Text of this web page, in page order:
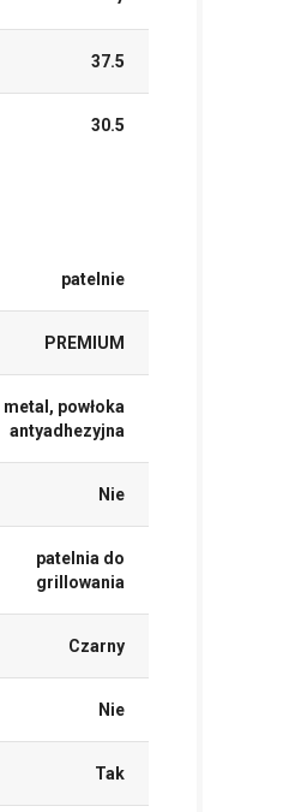
37.5
30.5
patelnie
PREMIUM
metal, powłoka
antyadhezyjna
Nie
patelnia do
grillowania
Czarny
Nie
Tak